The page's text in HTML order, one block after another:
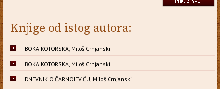
Knjige od istog autora:
BOKA KOTORSKA, Miloš Crnjanski
BOKA KOTORSKA, Miloš Crnjanski
DNEVNIK O ČARNOJEVIĆU, Miloš Crnjanski